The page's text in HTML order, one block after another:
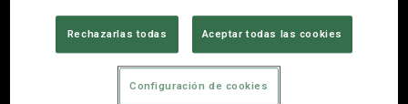
Á. DOMÍNGUEZ
POSICIÓ
DEFENSA
Rechazarlas todas Aceptar todas las cookies
Configuración de cookies